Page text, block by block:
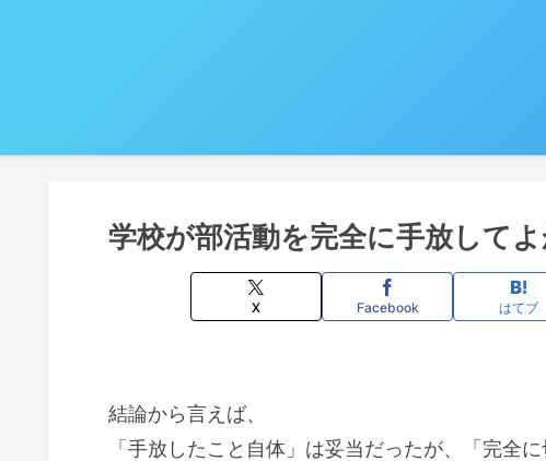
学校が部活動を完全に手放して
X Facebook はてブ
結論から言えば、
「手放したこと自体」は妥当だったが、「完全